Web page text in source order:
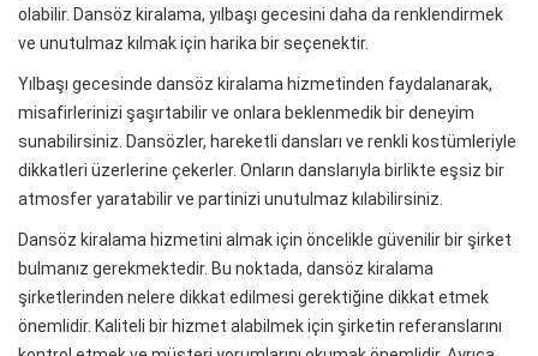
olabilir. Dansöz kiralama, yılbaşı gecesini daha da renklendirmek
ve unutulmaz kılmak için harika bir seçenektir.
Yılbaşı gecesinde dansöz kiralama hizmetinden faydalanarak,
misafirlerinizi şaşırtabilir ve onlara beklenmedik bir deneyim
sunabilirsiniz. Dansözler, hareketli dansları ve renkli kostümleriyle
dikkatleri üzerlerine çekerler. Onların danslarıyla birlikte eşsiz bir
atmosfer yaratabilir ve partinizi unutulmaz kılabilirsiniz.
Dansöz kiralama hizmetini almak için öncelikle güvenilir bir şirket
bulmanız gerekmektedir. Bu noktada, dansöz kiralama
şirketlerinden nelere dikkat edilmesi gerektiğine dikkat etmek
önemlidir. Kaliteli bir hizmet alabilmek için şirketin referanslarını